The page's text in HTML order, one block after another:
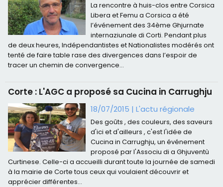
La rencontre à huis-clos entre Corsica
Libera et Femu a Corsica a été
l’événement des 34ème Ghjurnate
internaziunale di Corti. Pendant plus
de deux heures, Indépendantistes et Nationalistes modérés ont
tenté de faire table rase des divergences dans l’espoir de
tracer un chemin de convergence...
Corte : L'AGC a proposé sa Cucina in Carrughju
18/07/2015 |L'actu régionale
Des goûts , des couleurs, des saveurs
d'ici et d'ailleurs , c'est l'idée de
Cucina in Carrughju, un événement
proposé par l'Associu di a Ghjuventù
Curtinese. Celle-ci a accueilli durant toute la journée de samedi
à la mairie de Corte tous ceux qui voulaient découvrir et
apprécier différentes...